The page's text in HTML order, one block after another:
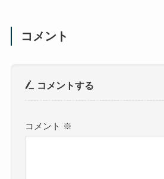
コメント
コメントする
コメント ※